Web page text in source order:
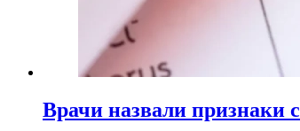
Врачи назвали признаки